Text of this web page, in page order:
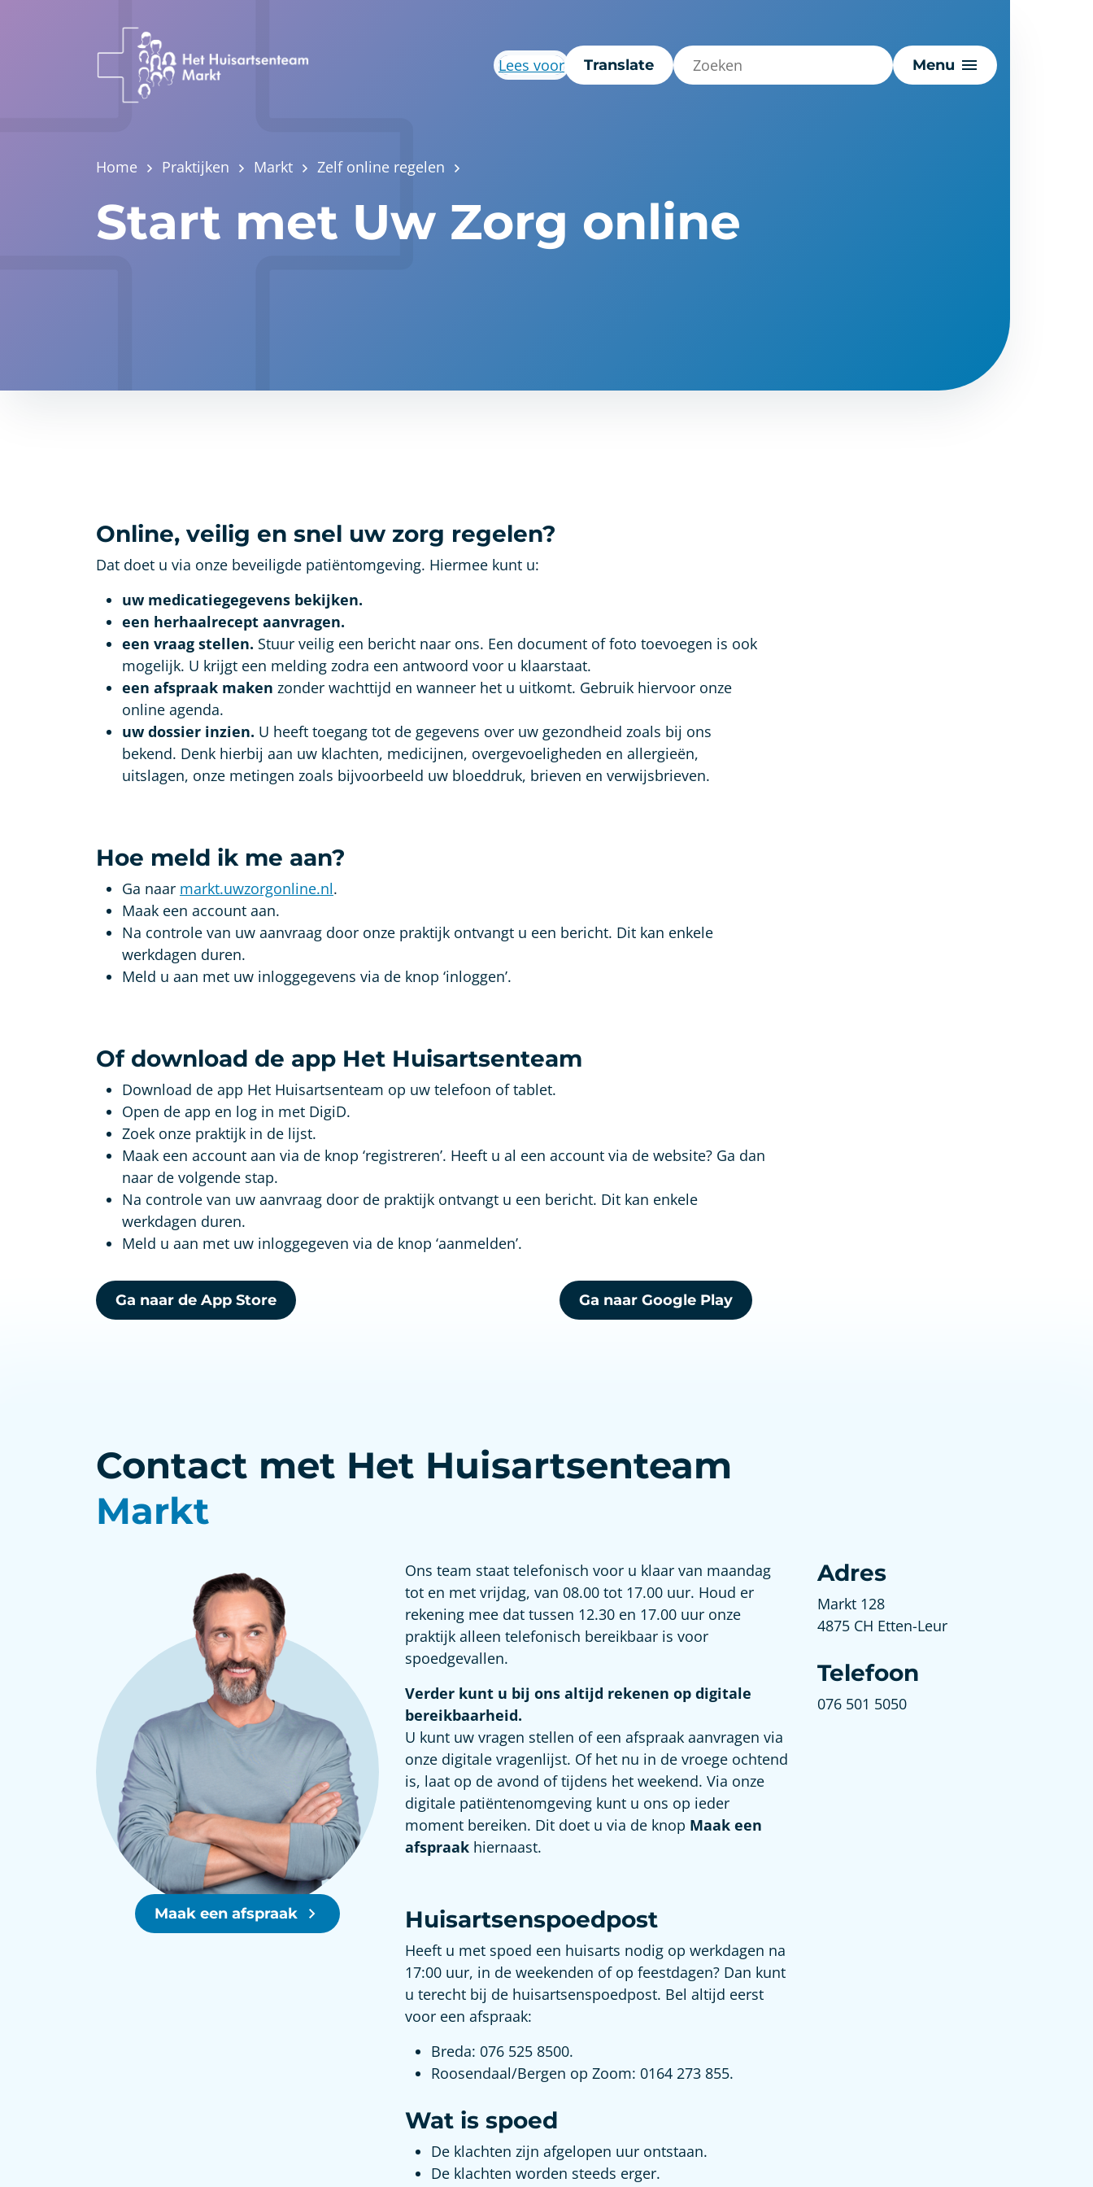
Lees voor Translate Menu
Home Praktijken Markt Zelf online regelen
Start met Uw Zorg online
Online, veilig en snel uw zorg regelen?
Dat doet u via onze beveiligde patiëntomgeving. Hiermee kunt u:
uw medicatiegegevens bekijken.
een herhaalrecept aanvragen.
een vraag stellen. Stuur veilig een bericht naar ons. Een document of foto toevoegen is ook
mogelijk. U krijgt een melding zodra een antwoord voor u klaarstaat.
een afspraak maken zonder wachttijd en wanneer het u uitkomt. Gebruik hiervoor onze
online agenda.
uw dossier inzien. U heeft toegang tot de gegevens over uw gezondheid zoals bij ons
bekend. Denk hierbij aan uw klachten, medicijnen, overgevoeligheden en allergieën,
uitslagen, onze metingen zoals bijvoorbeeld uw bloeddruk, brieven en verwijsbrieven.
Hoe meld ik me aan?
Ga naar markt.uwzorgonline.nl.
Maak een account aan.
Na controle van uw aanvraag door onze praktijk ontvangt u een bericht. Dit kan enkele
werkdagen duren.
Meld u aan met uw inloggegevens via de knop ‘inloggen’.
Of download de app Het Huisartsenteam
Download de app Het Huisartsenteam op uw telefoon of tablet.
Open de app en log in met DigiD.
Zoek onze praktijk in de lijst.
Maak een account aan via de knop ‘registreren’. Heeft u al een account via de website? Ga dan
naar de volgende stap.
Na controle van uw aanvraag door de praktijk ontvangt u een bericht. Dit kan enkele
werkdagen duren.
Meld u aan met uw inloggegeven via de knop ‘aanmelden’.
Ga naar de App Store Ga naar Google Play
Contact met Het Huisartsenteam
Markt
Maak een afspraak
Ons team staat telefonisch voor u klaar van maandag
tot en met vrijdag, van 08.00 tot 17.00 uur. Houd er
rekening mee dat tussen 12.30 en 17.00 uur onze
praktijk alleen telefonisch bereikbaar is voor
spoedgevallen.
Verder kunt u bij ons altijd rekenen op digitale
bereikbaarheid.
U kunt uw vragen stellen of een afspraak aanvragen via
onze digitale vragenlijst. Of het nu in de vroege ochtend
is, laat op de avond of tijdens het weekend. Via onze
digitale patiëntenomgeving kunt u ons op ieder
moment bereiken. Dit doet u via de knop Maak een
afspraak hiernaast.
Huisartsenspoedpost
Heeft u met spoed een huisarts nodig op werkdagen na
17:00 uur, in de weekenden of op feestdagen? Dan kunt
u terecht bij de huisartsenspoedpost. Bel altijd eerst
voor een afspraak:
Breda: 076 525 8500.
Roosendaal/Bergen op Zoom: 0164 273 855.
Wat is spoed
De klachten zijn afgelopen uur ontstaan.
De klachten worden steeds erger.
Adres
Markt 128
4875 CH Etten-Leur
Telefoon
076 501 5050